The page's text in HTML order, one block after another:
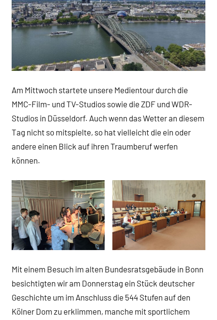
Am Mittwoch startete unsere Medientour durch die
MMC-Film- und TV-Studios sowie die ZDF und WDR-
Studios in Düsseldorf. Auch wenn das Wetter an diesem
Tag nicht so mitspielte, so hat vielleicht die ein oder
andere einen Blick auf ihren Traumberuf werfen
können.
Mit einem Besuch im alten Bundesratsgebäude in Bonn
besichtigten wir am Donnerstag ein Stück deutscher
Geschichte um im Anschluss die 544 Stufen auf den
Kölner Dom zu erklimmen, manche mit sportlichem